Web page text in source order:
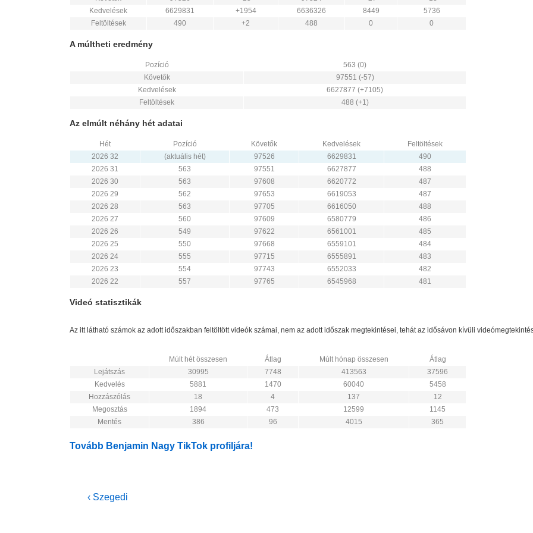
Kedvelések
6629831 +1954 6636326 8449
5736
Feltöltések
490 +2 488 0 0
A múltheti eredmény
Pozíció
563 (0)
Követők
97551 (-57)
Kedvelések
6627877 (+7105)
Feltöltések
488 (+1)
Az elmúlt néhány hét adatai
Hét Pozíció Követők Kedvelések
Feltöltések
2026 32
(aktuális hét) 97526 6629831
490
2026 31
563 97551 6627877
488
2026 30
563 97608 6620772
487
2026 29
562 97653 6619053
487
2026 28
563 97705 6616050
488
2026 27
560 97609 6580779
486
2026 26
549 97622 6561001
485
2026 25
550 97668 6559101
484
2026 24
555 97715 6555891
483
2026 23
554 97743 6552033
482
2026 22
557 97765 6545968 481
Videó statisztikák
Az itt látható számok az adott időszakban feltöltött videók számai, nem az adott időszak megtekintései, tehát az idősávon kívüli
Múlt hét összesen Átlag Múlt hónap összesen
Átlag
Lejátszás
30995 7748 413563
37596
Kedvelés
5881 1470 60040
5458
Hozzászólás
18 4 137
12
Megosztás
1894 473 12599
1145
Mentés
386 96 4015 365
Tovább Benjamin Nagy TikTok profiljára!
Bejegyzés
Previous
‹ Szegedi